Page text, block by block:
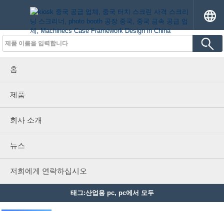
홈
제품
회사 소개
뉴스
저희에게 연락하십시오
태그:산업용 pc, pc에서 모두